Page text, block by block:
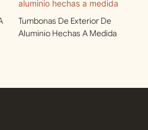
Tumbonas De Exterior De
Aluminio Hechas A Medida